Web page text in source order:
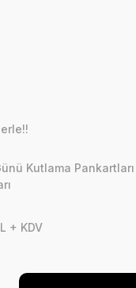
Kutlama Pankartları
+ KDV